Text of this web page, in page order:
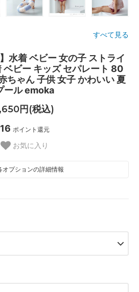
すべて見る
水着 ベビー 女の子 ストライ
ベビー キッズ セパレート 80
ちゃん 子供 女子 かわいい 夏
ール emoka
円(税込)
16 ポイント還元
お気に入り
オプションの詳細情報